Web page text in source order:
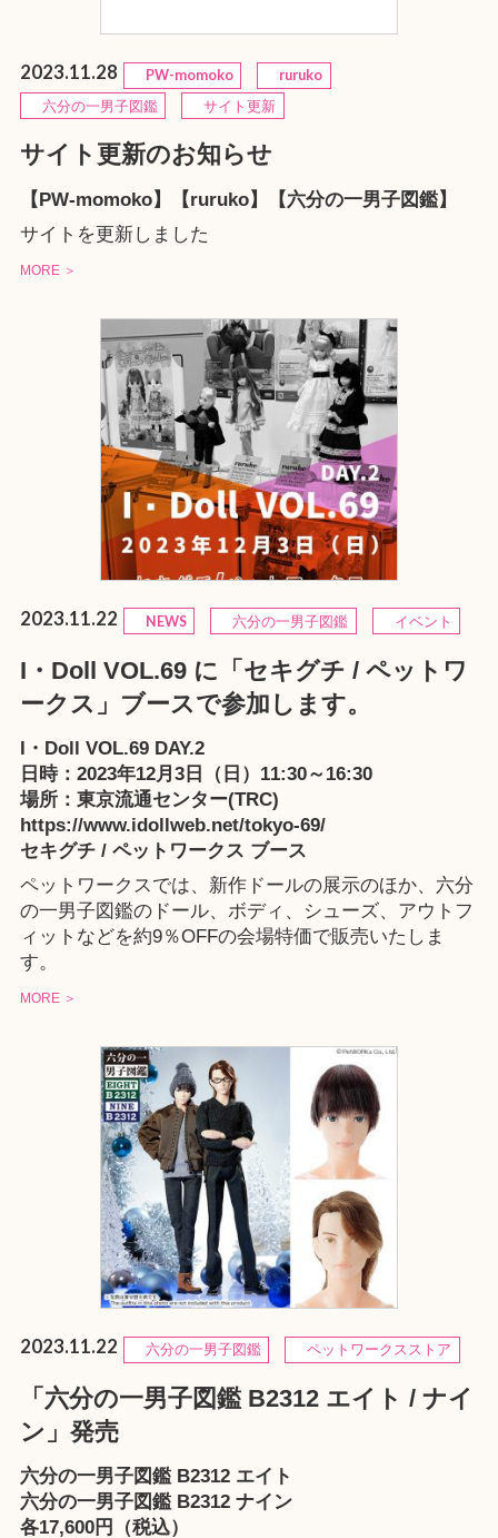
2023.11.28 PW-momoko
ruruko
六分の一男子図鑑
サイト更新
サイト更新のお知らせ
【PW-momoko】【ruruko】【六分の一男子図鑑】
サイトを更新しました
MORE ＞
2023.11.22 NEWS 六分の一男子図鑑 イベント
I・Doll VOL.69 に「セキグチ / ペットワ
ークス」ブースで参加します。
I・Doll VOL.69 DAY.2
日時：2023年12月3日（日）11:30～16:30
場所：東京流通センター(TRC)
https://www.idollweb.net/tokyo-69/
セキグチ / ペットワークス ブース
ペットワークスでは、新作ドールの展示のほか、六分
の一男子図鑑のドール、ボディ、シューズ、アウトフ
ィットなどを約9％OFFの会場特価で販売いたしま
す。
MORE ＞
2023.11.22 六分の一男子図鑑 ペットワークスストア
「六分の一男子図鑑 B2312 エイト / ナイ
ン」発売
六分の一男子図鑑 B2312 エイト
六分の一男子図鑑 B2312 ナイン
各17,600円（税込）